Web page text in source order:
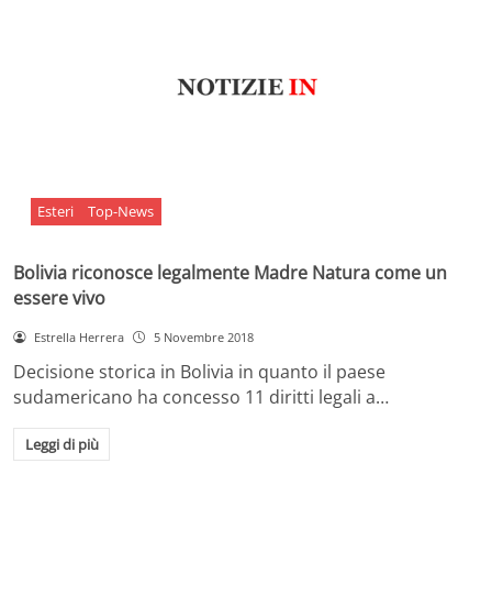
Esteri Top-News
Bolivia riconosce legalmente Madre Natura come un
essere vivo
Estrella Herrera 5 Novembre 2018
Decisione storica in Bolivia in quanto il paese
sudamericano ha concesso 11 diritti legali a…
Leggi di più